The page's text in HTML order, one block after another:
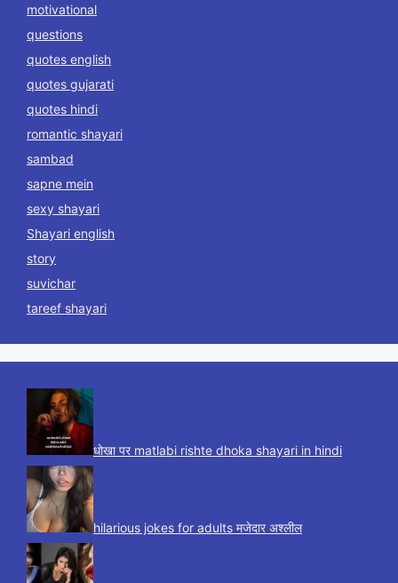
motivational
questions
quotes english
quotes gujarati
quotes hindi
romantic shayari
sambad
sapne mein
sexy shayari
Shayari english
story
suvichar
tareef shayari
धोखा पर matlabi rishte dhoka shayari in hindi
hilarious jokes for adults मजेदार अश्लील